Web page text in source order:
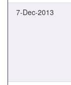
7-Dec-2013